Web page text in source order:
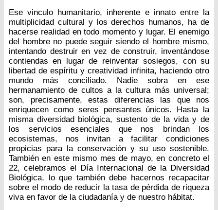
Ese vinculo humanitario, inherente e innato entre la
multiplicidad cultural y los derechos humanos, ha de
hacerse realidad en todo momento y lugar. El enemigo
del hombre no puede seguir siendo el hombre mismo,
intentando destruir en vez de construir, inventándose
contiendas en lugar de reinventar sosiegos, con su
libertad de espíritu y creatividad infinita, haciendo otro
mundo más conciliado. Nadie sobra en ese
hermanamiento de cultos a la cultura más universal;
son, precisamente, estas diferencias las que nos
enriquecen como seres pensantes únicos. Hasta la
misma diversidad biológica, sustento de la vida y de
los servicios esenciales que nos brindan los
ecosistemas, nos invitan a facilitar condiciones
propicias para la conservación y su uso sostenible.
También en este mismo mes de mayo, en concreto el
22, celebramos el Día Internacional de la Diversidad
Biológica, lo que también debe hacernos recapacitar
sobre el modo de reducir la tasa de pérdida de riqueza
viva en favor de la ciudadanía y de nuestro hábitat.